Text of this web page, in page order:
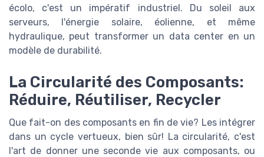
écolo, c'est un impératif industriel. Du soleil aux
serveurs, l'énergie solaire, éolienne, et même
hydraulique, peut transformer un data center en un
modèle de durabilité.
La Circularité des Composants:
Réduire, Réutiliser, Recycler
Que fait-on des composants en fin de vie? Les intégrer
dans un cycle vertueux, bien sûr! La circularité, c'est
l'art de donner une seconde vie aux composants, ou